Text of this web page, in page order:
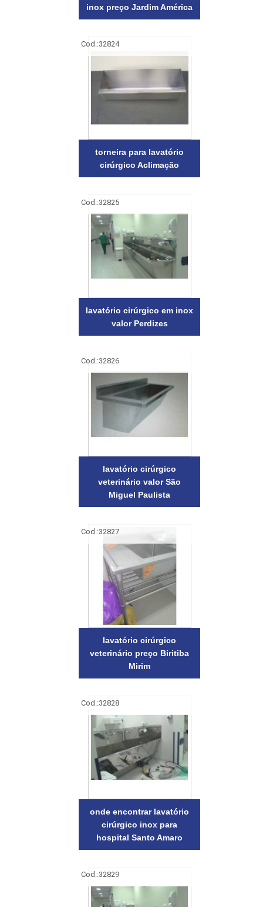
inox preço Jardim América
Cod.:32824
torneira para lavatório
cirúrgico Aclimação
Cod.:32825
lavatório cirúrgico em inox
valor Perdizes
Cod.:32826
lavatório cirúrgico
veterinário valor São
Miguel Paulista
Cod.:32827
lavatório cirúrgico
veterinário preço Biritiba
Mirim
Cod.:32828
onde encontrar lavatório
cirúrgico inox para
hospital Santo Amaro
Cod.:32829